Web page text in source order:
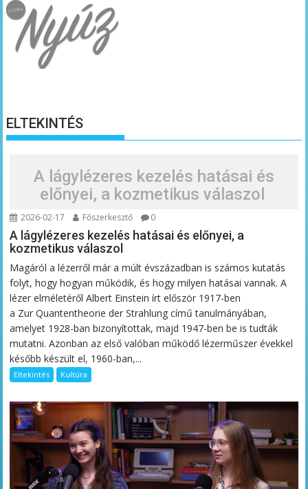
ELTEKINTÉS
A lágylézeres kezelés hatásai és
előnyei, a kozmetikus válaszol
2026-02-17 Főszerkesztő 0
A lágylézeres kezelés hatásai és előnyei, a
kozmetikus válaszol
Magáról a lézerről már a múlt évszázadban is számos kutatás
folyt, hogy hogyan működik, és hogy milyen hatásai vannak. A
lézer elméletéről Albert Einstein írt először 1917-ben
a Zur Quantentheorie der Strahlung című tanulmányában,
amelyet 1928-ban bizonyítottak, majd 1947-ben be is tudták
mutatni. Azonban az első valóban működő lézerműszer évekkel
később készült el, 1960-ban,...
Eltekintés Kultúra